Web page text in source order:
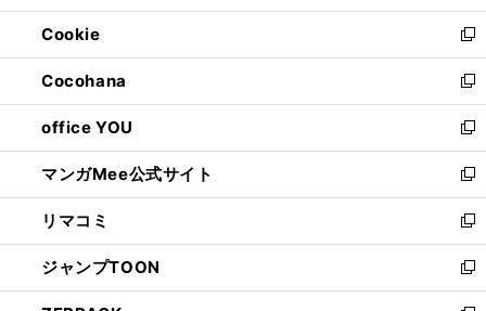
開
く
ウ
で
開
く
ン
ド
ウ
で
開
く
ウ
ィ
ン
ド
ウ
で
開
く
Cookie
新
し
い
ウ
ィ
ン
ド
ウ
で
開
く
Cocohana
新
し
い
ウ
ィ
ン
ド
ウ
で
開
office YOU
新
し
い
ウ
ィ
ン
ド
ウ
マンガMee公式サイト
新
し
い
ウ
ィ
ン
リマコミ
新
し
い
ウ
ジャンプTOON
新
し